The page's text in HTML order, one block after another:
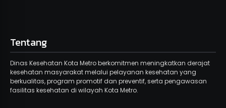
Tentang
Dinas Kesehatan Kota Metro berkomitmen meningkatkan derajat
kesehatan masyarakat melalui pelayanan kesehatan yang
berkualitas, program promotif dan preventif, serta pengawasan
fasilitas kesehatan di wilayah Kota Metro.